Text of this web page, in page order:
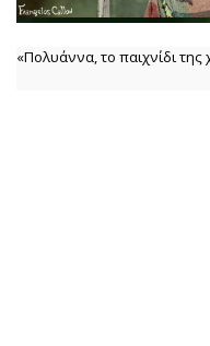
«Πολυάννα, το παιχνίδι